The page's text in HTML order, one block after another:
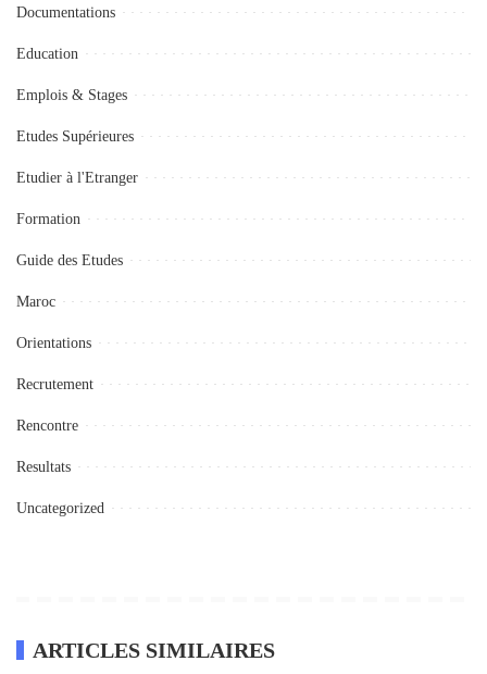
Documentations
Education
Emplois & Stages
Etudes Supérieures
Etudier à l'Etranger
Formation
Guide des Etudes
Maroc
Orientations
Recrutement
Rencontre
Resultats
Uncategorized
ARTICLES SIMILAIRES